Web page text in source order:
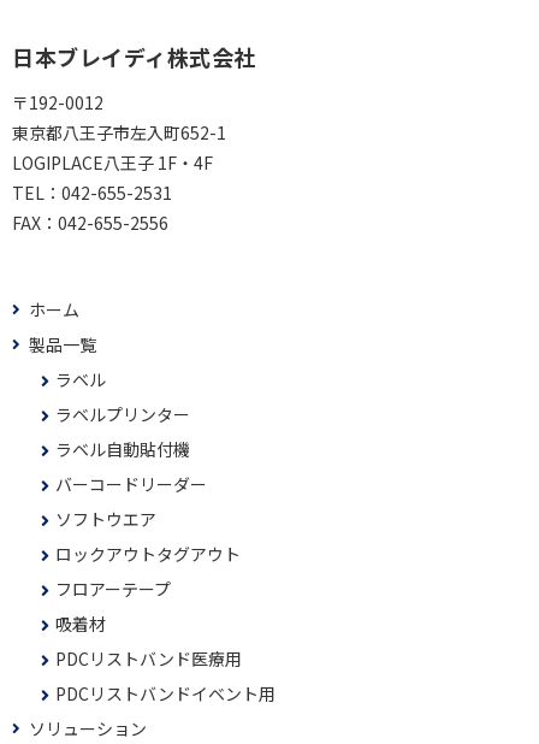
日本ブレイディ株式会社
〒192-0012
東京都八王子市左入町652-1
LOGIPLACE八王子 1F・4F
TEL： 042-655-2531
FAX： 042-655-2556
ホーム
製品一覧
ラベル
ラベルプリンター
ラベル自動貼付機
バーコードリーダー
ソフトウエア
ロックアウトタグアウト
フロアーテープ
吸着材
PDCリストバンド医療用
PDCリストバンドイベント用
ソリューション